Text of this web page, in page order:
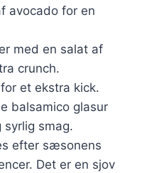
avocado for en
med en salat af
crunch.
et ekstra kick.
balsamico glasur
smag.
efter sæsonens
Det er en sjov